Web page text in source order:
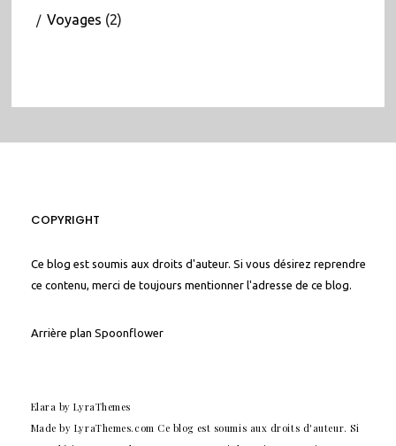
Voyages (2)
COPYRIGHT
Ce blog est soumis aux droits d'auteur. Si vous désirez reprendre
ce contenu, merci de toujours mentionner l'adresse de ce blog.
Arrière plan Spoonflower
Elara by LyraThemes
Made by LyraThemes.com Ce blog est soumis aux droits d'auteur. Si